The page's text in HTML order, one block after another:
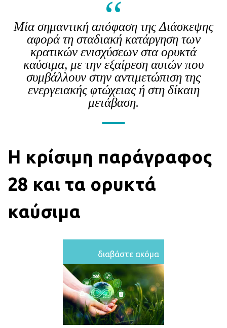
Μία σημαντική απόφαση της Διάσκεψης
αφορά τη σταδιακή κατάργηση των
κρατικών ενισχύσεων στα ορυκτά
καύσιμα, με την εξαίρεση αυτών που
συμβάλλουν στην αντιμετώπιση της
ενεργειακής φτώχειας ή στη δίκαιη
μετάβαση.
Η κρίσιμη παράγραφος
28 και τα ορυκτά
καύσιμα
διαβάστε ακόμα